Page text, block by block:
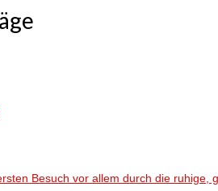
Besuch vor allem durch die ruhige,